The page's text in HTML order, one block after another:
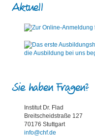
Aktuell
Sie haben Fragen?
Institut Dr. Flad
Breitscheidstraße 127
70176 Stuttgart
info@chf.de